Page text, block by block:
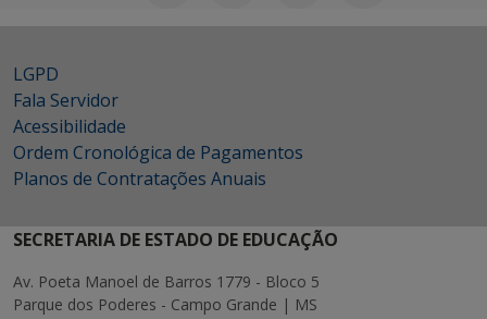
LGPD
Fala Servidor
Acessibilidade
Ordem Cronológica de Pagamentos
Planos de Contratações Anuais
SECRETARIA DE ESTADO DE EDUCAÇÃO
Av. Poeta Manoel de Barros 1779 - Bloco 5
Parque dos Poderes - Campo Grande | MS